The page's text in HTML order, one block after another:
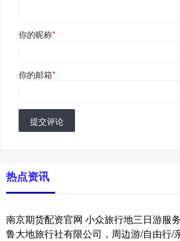
你的昵称*
你的邮箱*
提交评论
热点资讯
南京期货配资官网 小众旅行地三日游服
鲁大地旅行社有限公司，周边游/自由行/